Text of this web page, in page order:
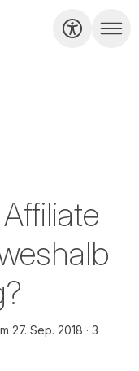
27. Sep. 2018
3